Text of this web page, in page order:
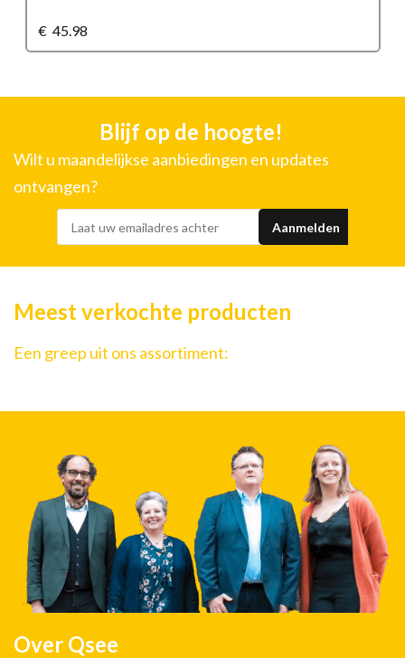
€ 45.98
Blijf op de hoogte!
Wilt u maandelijkse aanbiedingen en updates
ontvangen?
Meest verkochte producten
Een greep uit ons assortiment:
Over Qsee